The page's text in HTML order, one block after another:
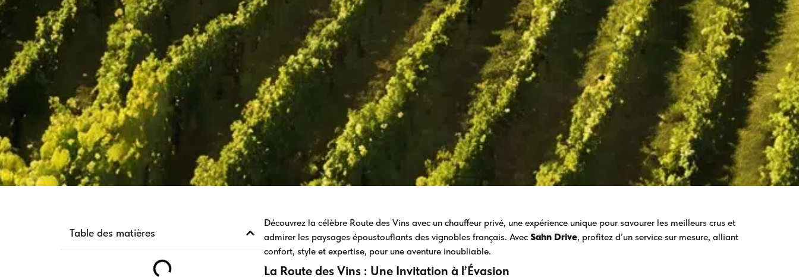
Table des matières
Découvrez la célèbre Route des Vins avec un chauffeur privé, une expérience unique pour savourer les meilleurs crus et
admirer les paysages époustouflants des vignobles français. Avec Sahn Drive, profitez d’un service sur mesure, alliant
confort, style et expertise, pour une aventure inoubliable.
La Route des Vins : Une Invitation à l’Évasion